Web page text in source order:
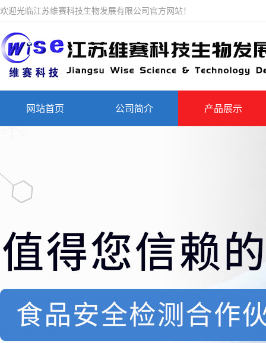
欢迎光临江苏维赛科技生物发展有限公司官方网站！
网站首页 公司简介 产品展示